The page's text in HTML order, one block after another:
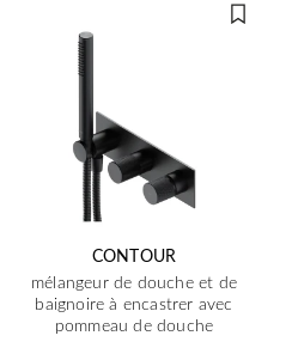
CONTOUR
mélangeur de douche et de
baignoire à encastrer avec
pommeau de douche